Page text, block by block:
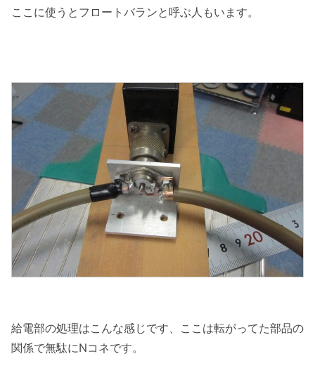
ここに使うとフロートバランと呼ぶ人もいます。
給電部の処理はこんな感じです、ここは転がってた部品の
関係で無駄にNコネです。